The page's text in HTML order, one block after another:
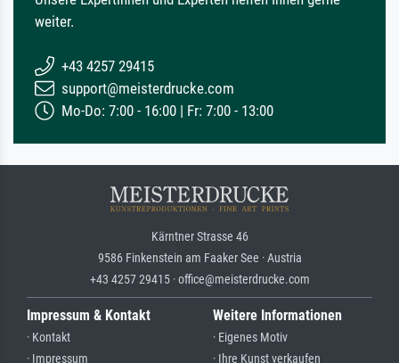
weiter.
+43 4257 29415
support@meisterdrucke.com
Mo-Do: 7:00 - 16:00 | Fr: 7:00 - 13:00
Kärntner Strasse 46
9586 Finkenstein am Faaker See · Austria
+43 4257 29415 · office@meisterdrucke.com
Impressum & Kontakt
· Kontakt
· Impressum
Weitere Informationen
· Eigenes Motiv
· Ihre Kunst verkaufen